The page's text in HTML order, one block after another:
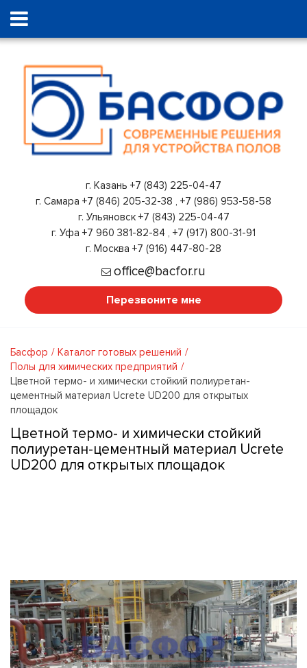
г. Казань +7 (843) 225-04-47
г. Самара +7 (846) 205-32-38 , +7 (986) 953-58-58
г. Ульяновск +7 (843) 225-04-47
г. Уфа +7 960 381-82-84 , +7 (917) 800-31-91
г. Москва +7 (916) 447-80-28
office@bacfor.ru
Перезвоните мне
Басфор
Каталог готовых решений
Полы для химических предприятий
Цветной термо- и химически стойкий полиуретан-
цементный материал Ucrete UD200 для открытых
площадок
Цветной термо- и химически стойкий
полиуретан-цементный материал Ucrete
UD200 для открытых площадок